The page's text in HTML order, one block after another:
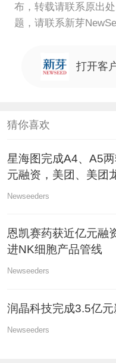
布，转载请联系原出
题，请联系新芽
打开客
猜你喜欢
星海图完成A4、A5
元融资，美团、美团
资本领投
Newseeders
恩凯赛药获近亿元融
进NK细胞产品管线
Newseeders
润晶科技完成3.5亿
Newseeders